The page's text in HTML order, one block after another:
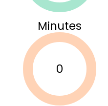
Minutes
0